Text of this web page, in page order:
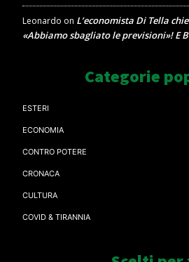
Leonardo on L’economista Di Tella
«Abbiamo sbagliato le previsioni»! E
Categorie
ESTERI
ECONOMIA
CONTRO POTERE
CRONACA
CULTURA
COVID & TIRANNIA